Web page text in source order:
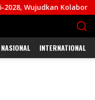
Kolaborasi ASN ASEAN
NASIONAL INTERNATIONAL